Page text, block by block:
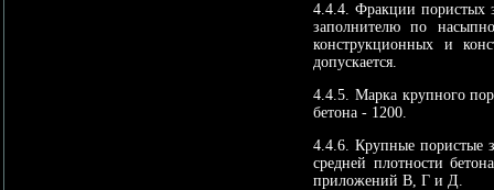
4.4.4. Фракции пористых
заполнителю по
конструкционных и
допускается.
4.4.5. Марка крупного
бетона - 1200.
4.4.6. Крупные пористые
средней плотности
приложений В, Г и Д.